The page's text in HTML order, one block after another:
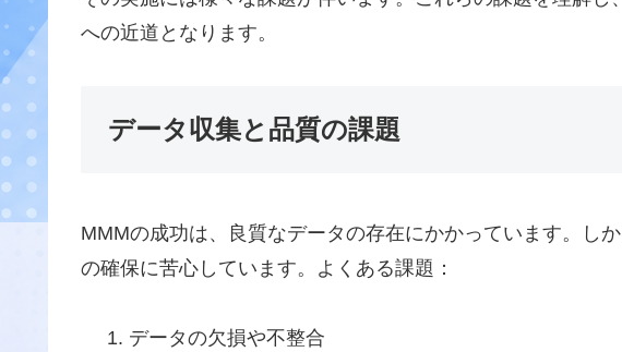
への近道となります。
データ収集と品質の課題
MMMの成功は、良質なデータの存在にかかっています。し
の確保に苦心しています。よくある課題：
データの欠損や不整合